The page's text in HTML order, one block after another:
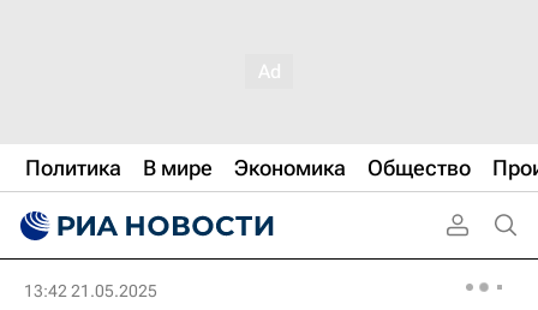
Политика В мире Экономика Общество
13:42 21.05.2025